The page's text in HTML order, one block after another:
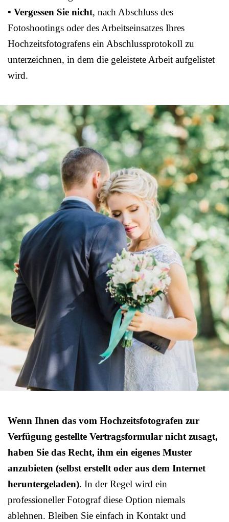
• Vergessen Sie nicht, nach Abschluss des
Fotoshootings oder des Arbeitseinsatzes Ihres
Hochzeitsfotografens ein Abschlussprotokoll zu
unterzeichnen, in dem die geleistete Arbeit aufgelistet
wird.
Wenn Ihnen das vom Hochzeitsfotografen zur
Verfügung gestellte Vertragsformular nicht zusagt,
haben Sie das Recht, ihm ein eigenes Muster
anzubieten (selbst erstellt oder aus dem Internet
heruntergeladen). In der Regel wird ein
professioneller Fotograf diese Option niemals
ablehnen. Bleiben Sie einfach in Kontakt und